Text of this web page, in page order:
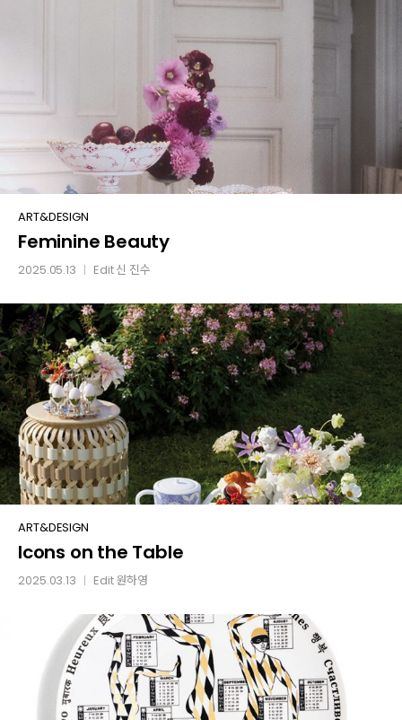
Feminine
Beauty
ART&DESIGN
Feminine Beauty
2025.05.13 Edit신 진수
Icons
on
the
ART&DESIGN
Icons on the Table
2025.03.13 Edit원하영